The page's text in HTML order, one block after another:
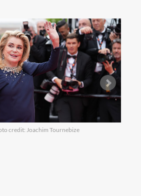
credit: Joachim Tournebize